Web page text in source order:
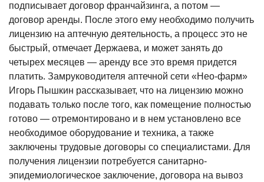
подписывает договор франчайзинга, а потом —
договор аренды. После этого ему необходимо получить
лицензию на аптечную деятельность, а процесс это не
быстрый, отмечает Держаева, и может занять до
четырех месяцев — аренду все это время придется
платить. Замруководителя аптечной сети «Нео-фарм»
Игорь Пышкин рассказывает, что на лицензию можно
подавать только после того, как помещение полностью
готово — отремонтировано и в нем установлено все
необходимое оборудование и техника, а также
заключены трудовые договоры со специалистами. Для
получения лицензии потребуется санитарно-
эпидемиологическое заключение, договора на вывоз